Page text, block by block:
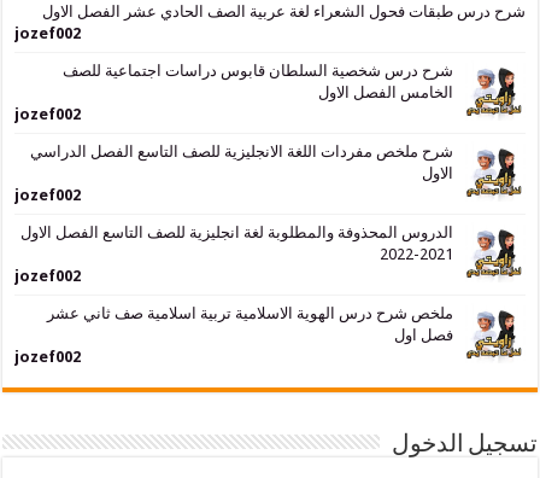
فحول الشعراء لغة عربية الصف الحادي عشر الفصل الاول
شرح درس شخصية السلطان قابوس دراسات اجتماعية للصف
الخامس الفصل الاول
شرح ملخص مفردات اللغة الانجليزية للصف التاسع الفصل الدراسي
الاول
الدروس المحذوفة والمطلوبة لغة انجليزية للصف التاسع الفصل الاول
2021-2022
ملخص شرح درس الهوية الاسلامية تربية اسلامية صف ثاني عشر
فصل اول